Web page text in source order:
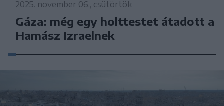
2025. november 06., csütörtök
Gáza: még egy holttestet átadott a
Hamász Izraelnek